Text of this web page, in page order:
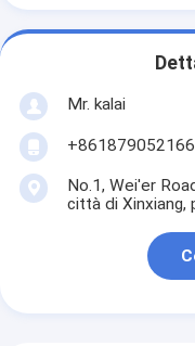
Mr. kalai
No.1, Wei'er
città di Xinxiang,